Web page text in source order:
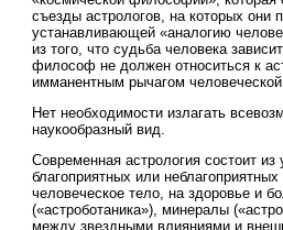
съезды астрологов, на которых они
устанавливающей «аналогию
из того, что судьба человека
философ не должен относиться к
имманентным рычагом
Нет необходимости излагать
наукообразный вид.
Современная астрология состоит
благоприятных или
человеческое тело, на здоровье и
(«астроботаника»), минералы
между звездными влияниями и